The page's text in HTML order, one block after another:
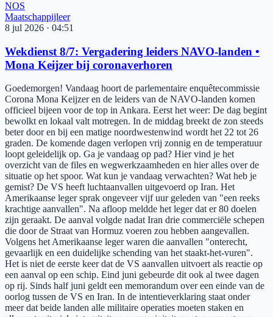
NOS
Maatschappijleer
8 jul 2026 · 04:51
Wekdienst 8/7: Vergadering leiders NAVO-landen •
Mona Keijzer bij coronaverhoren
Goedemorgen! Vandaag hoort de parlementaire enquêtecommissie
Corona Mona Keijzer en de leiders van de NAVO-landen komen
officieel bijeen voor de top in Ankara. Eerst het weer: De dag begint
bewolkt en lokaal valt motregen. In de middag breekt de zon steeds
beter door en bij een matige noordwestenwind wordt het 22 tot 26
graden. De komende dagen verlopen vrij zonnig en de temperatuur
loopt geleidelijk op. Ga je vandaag op pad? Hier vind je het
overzicht van de files en wegwerkzaamheden en hier alles over de
situatie op het spoor. Wat kun je vandaag verwachten? Wat heb je
gemist? De VS heeft luchtaanvallen uitgevoerd op Iran. Het
Amerikaanse leger sprak ongeveer vijf uur geleden van "een reeks
krachtige aanvallen". Na afloop meldde het leger dat er 80 doelen
zijn geraakt. De aanval volgde nadat Iran drie commerciële schepen
die door de Straat van Hormuz voeren zou hebben aangevallen.
Volgens het Amerikaanse leger waren die aanvallen "onterecht,
gevaarlijk en een duidelijke schending van het staakt-het-vuren".
Het is niet de eerste keer dat de VS aanvallen uitvoert als reactie op
een aanval op een schip. Eind juni gebeurde dit ook al twee dagen
op rij. Sinds half juni geldt een memorandum over een einde van de
oorlog tussen de VS en Iran. In de intentieverklaring staat onder
meer dat beide landen alle militaire operaties moeten staken en